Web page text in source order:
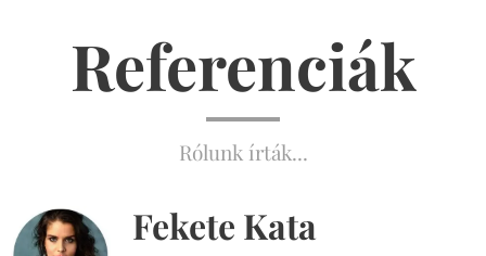
Referenciák
Rólunk írták...
Fekete Kata